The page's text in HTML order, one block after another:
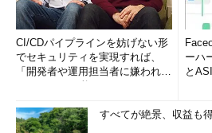
CI/CDパイプラインを妨げない形
でセキュリティを実現すれば、
「開発者や運用担当者に嫌われな
ーハ
と
すべてが絶景、収益も